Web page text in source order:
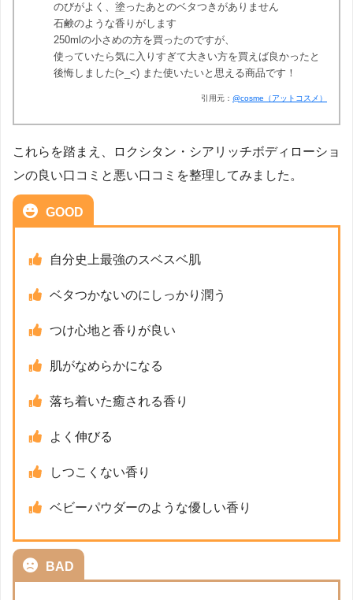
のびがよく、塗ったあとのベタつきがありません
石鹸のような香りがします
250mlの小さめの方を買ったのですが、
使っていたら気に入りすぎて大きい方を買えば良かったと
後悔しました(>_<) また使いたいと思える商品です！
引用元： @cosme（アットコスメ）
これらを踏まえ、ロクシタン・シアリッチボディローショ
ンの良い口コミと悪い口コミを整理してみました。
GOOD
自分史上最強のスベスベ肌
ベタつかないのにしっかり潤う
つけ心地と香りが良い
肌がなめらかになる
落ち着いた癒される香り
よく伸びる
しつこくない香り
ベビーパウダーのような優しい香り
BAD